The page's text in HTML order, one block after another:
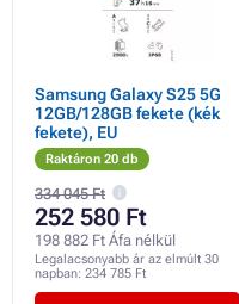
Samsung Galaxy S25 5G
12GB/128GB fekete (kék
fekete), EU
Raktáron 20 db
334 045 Ft
252 580 Ft
198 882 Ft Áfa nélkül
Legalacsonyabb ár az elmúlt 30
napban: 234 785 Ft